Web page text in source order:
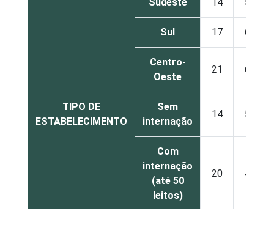
Sul 17 64
Centro-
Oeste
21 66
TIPO DE
ESTABELECIMENTO
Sem
internação
14 54
Com
internação
(até 50
leitos)
20 46